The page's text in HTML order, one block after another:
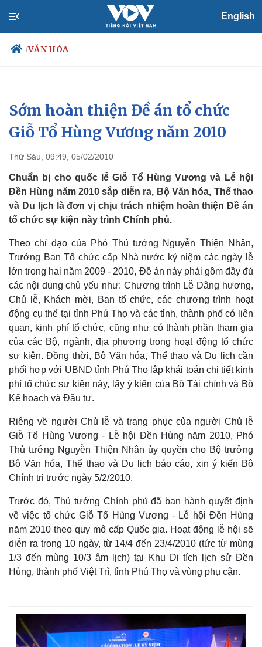
English
/VĂN HÓA
Chính trị
Đảng
Tổ chức nhân sự
Nhận diện sự thật
Xã hội
Tin 24h
Dự báo thời tiết
Việc làm
Biển đảo
Sớm hoàn thiện Đề án tổ chức
Giỗ Tổ Hùng Vương năm 2010
Thứ Sáu, 09:49, 05/02/2010
Chuẩn bị cho quốc lễ Giỗ Tổ Hùng Vương và Lễ hội
Đền Hùng năm 2010 sắp diễn ra, Bộ Văn hóa, Thể thao
và Du lịch là đơn vị chịu trách nhiệm hoàn thiện Đề án
tổ chức sự kiện này trình Chính phủ.
Theo chỉ đạo của Phó Thủ tướng Nguyễn Thiện Nhân,
Trưởng Ban Tổ chức cấp Nhà nước kỷ niệm các ngày lễ
lớn trong hai năm 2009 - 2010, Đề án này phải gồm đầy đủ
các nội dung chủ yếu như: Chương trình Lễ Dâng hương,
Chủ lễ, Khách mời, Ban tổ chức, các chương trình hoạt
động cụ thể tại tỉnh Phú Thọ và các tỉnh, thành phố có liên
quan, kinh phí tổ chức, cũng như có thành phần tham gia
của các Bộ, ngành, địa phương trong hoạt động tổ chức
sự kiện. Đồng thời, Bộ Văn hóa, Thể thao và Du lịch cần
phối hợp với UBND tỉnh Phú Thọ lập khái toán chi tiết kinh
phí tổ chức sự kiện này, lấy ý kiến của Bộ Tài chính và Bộ
Kế hoạch và Đầu tư.
Riêng về người Chủ lễ và trang phục của người Chủ lễ
Giỗ Tổ Hùng Vương - Lễ hội Đền Hùng năm 2010, Phó
Thủ tướng Nguyễn Thiện Nhân ủy quyền cho Bộ trưởng
Bộ Văn hóa, Thể thao và Du lịch báo cáo, xin ý kiến Bộ
Chính trị trước ngày 5/2/2010.
Trước đó, Thủ tướng Chính phủ đã ban hành quyết định
về việc tổ chức Giỗ Tổ Hùng Vương - Lễ hội Đền Hùng
năm 2010 theo quy mô cấp Quốc gia. Hoạt động lễ hội sẽ
diễn ra trong 10 ngày, từ 14/4 đến 23/4/2010 (tức từ mùng
1/3 đến mùng 10/3 âm lịch) tại Khu Di tích lịch sử Đền
Hùng, thành phố Việt Trì, tỉnh Phú Thọ và vùng phụ cận.